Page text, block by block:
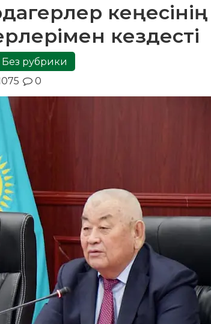
кеңесінің
кездесті
Без рубрики
0